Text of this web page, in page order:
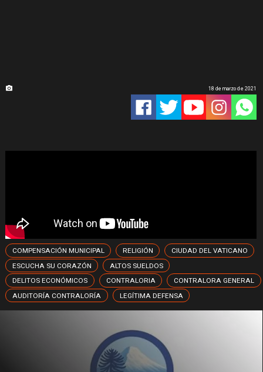
18 de marzo de 2021
COMPENSACIÓN MUNICIPAL RELIGIÓN
CIUDAD DEL VATICANO
ESCUCHA SU CORAZÓN
ALTOS SUELDOS
DELITOS ECONÓMICOS
CONTRALORIA
CONTRALORA GENERAL
AUDITORÍA CONTRALORÍA
LEGÍTIMA DEFENSA